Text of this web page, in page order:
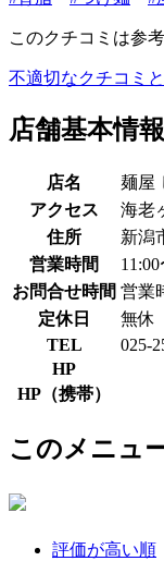
このクチコミは参
不適切なクチコミ
店舗基本情報
店名
麺屋
アクセス
海老
住所
新潟
営業時間
11:00
お問合せ時間 営業
定休日
無休
TEL
025-
HP
HP（携帯）
このメニュ
評価が高い順